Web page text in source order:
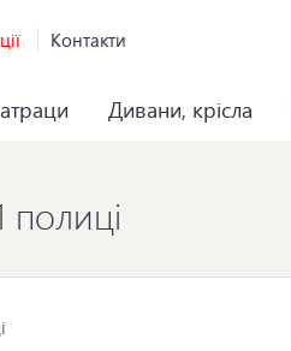
Контакти
Дивани, крісла
полиці